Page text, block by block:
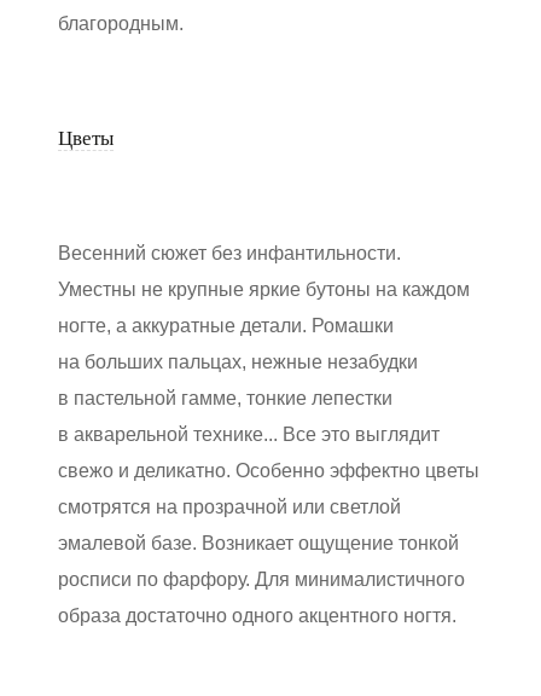
благородным.
Цветы
Весенний сюжет без инфантильности.
Уместны не крупные яркие бутоны на каждом
ногте, а аккуратные детали. Ромашки
на больших пальцах, нежные незабудки
в пастельной гамме, тонкие лепестки
в акварельной технике... Все это выглядит
свежо и деликатно. Особенно эффектно цветы
смотрятся на прозрачной или светлой
эмалевой базе. Возникает ощущение тонкой
росписи по фарфору. Для минималистичного
образа достаточно одного акцентного ногтя.